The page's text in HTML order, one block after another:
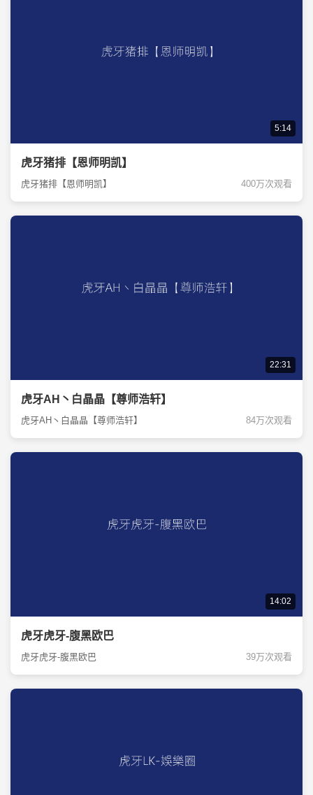
5:14
虎牙猪排【恩师明凯】
虎牙猪排【恩师明凯】 400万次观看
22:31
虎牙AH丶白晶晶【尊师浩轩】
虎牙AH丶白晶晶【尊师浩轩】 84万次观看
14:02
虎牙虎牙-腹黑欧巴
虎牙虎牙-腹黑欧巴 39万次观看